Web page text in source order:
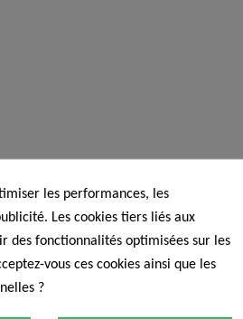
les performances, les
Les cookies tiers liés aux
des fonctionnalités optimisées sur les
vous ces cookies ainsi que les
?